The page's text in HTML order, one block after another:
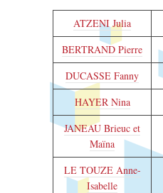
ATZENI Julia
BERTRAND Pierre
DUCASSE Fanny
HAYER Nina
JANEAU Brieuc et
Maïna
LE TOUZE Anne-
Isabelle